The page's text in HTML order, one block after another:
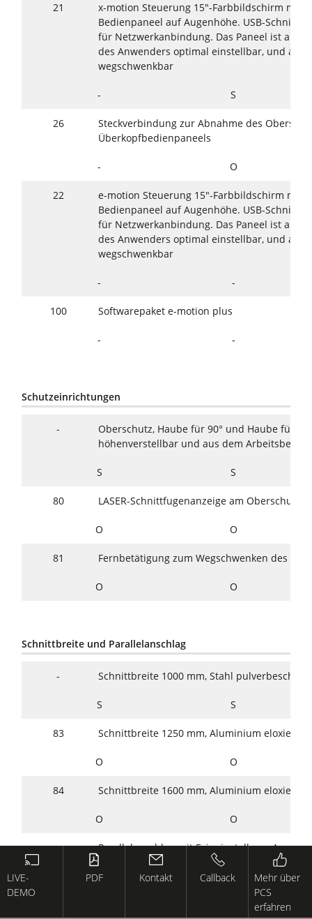
LIVE-
DEMO
PDF Kontakt Callback
Mehr über
PCS
erfahren
21
x-motion Steuerung 15"-Farbbildschirm mit
Bedienpaneel auf Augenhöhe. USB-
für Netzwerkanbindung. Das Paneel ist auf
des Anwenders optimal einstellbar, und aus
wegschwenkbar
- S
26
Steckverbindung zur Abnahme des
Überkopfbedienpaneels
- O
22
e-motion Steuerung 15"-Farbbildschirm mit
Bedienpaneel auf Augenhöhe. USB-
für Netzwerkanbindung. Das Paneel ist auf
des Anwenders optimal einstellbar, und aus
wegschwenkbar
- -
100 Softwarepaket e-motion plus
- -
Schutzeinrichtungen
-
Oberschutz, Haube für 90° und Haube für
höhenverstellbar und aus dem
S S
80 LASER-Schnittfugenanzeige am Oberschutz
O O
81 Fernbetätigung zum Wegschwenken des
O O
Schnittbreite und Parallelanschlag
- Schnittbreite 1000 mm, Stahl
S S
83 Schnittbreite 1250 mm, Aluminium eloxiert
O O
84 Schnittbreite 1600 mm, Aluminium eloxiert
O O
-
Parallelanschlag mit Feineinstellung,
mm, abschwenkbar